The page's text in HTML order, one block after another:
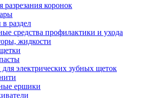
разрезания коронок
раздел
средства профилактики и ухода
жидкости
электрических зубных щеток
ершики